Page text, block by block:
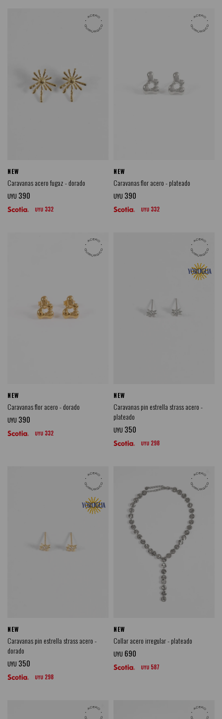
NEW
Caravanas acero fugaz - dorado
UYU 390
UYU 332
NEW
Caravanas flor acero - plateado
UYU 390
UYU 332
NEW
Caravanas flor acero - dorado
UYU 390
UYU 332
NEW
Caravanas pin estrella strass acero -
plateado
UYU 350
UYU 298
NEW
Caravanas pin estrella strass acero -
dorado
UYU 350
UYU 298
NEW
Collar acero irregular - plateado
UYU 690
UYU 587